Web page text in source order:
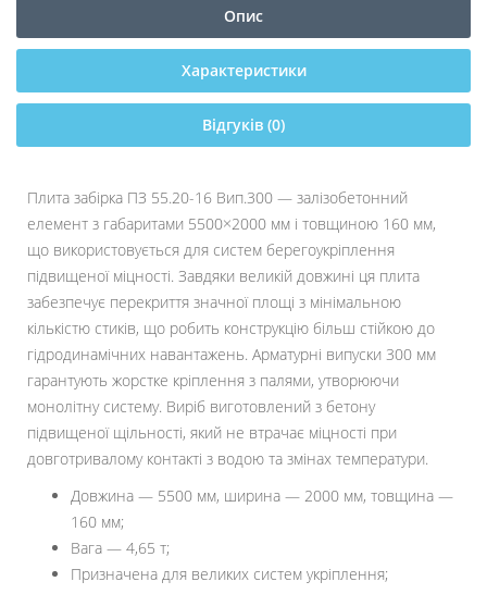
Опис
Характеристики
Відгуків (0)
Плита забірка ПЗ 55.20-16 Вип.300 — залізобетонний
елемент з габаритами 5500×2000 мм і товщиною 160 мм,
що використовується для систем берегоукріплення
підвищеної міцності. Завдяки великій довжині ця плита
забезпечує перекриття значної площі з мінімальною
кількістю стиків, що робить конструкцію більш стійкою до
гідродинамічних навантажень. Арматурні випуски 300 мм
гарантують жорстке кріплення з палями, утворюючи
монолітну систему. Виріб виготовлений з бетону
підвищеної щільності, який не втрачає міцності при
довготривалому контакті з водою та змінах температури.
Довжина — 5500 мм, ширина — 2000 мм, товщина —
160 мм;
Вага — 4,65 т;
Призначена для великих систем укріплення;